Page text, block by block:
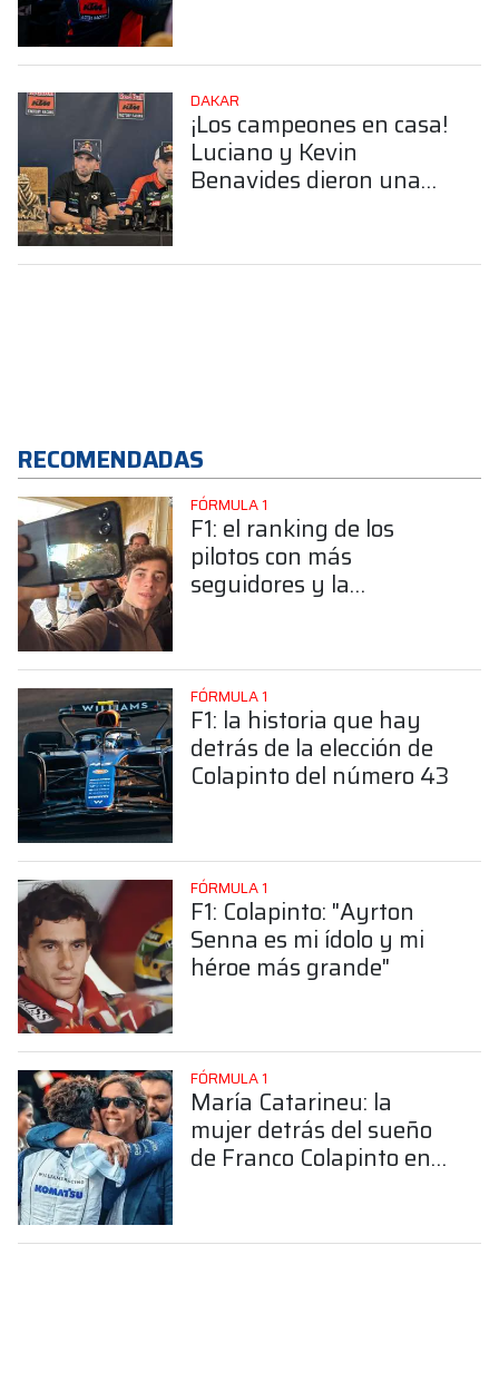
DAKAR
¡Los campeones en casa!
Luciano y Kevin
Benavides dieron una
RECOMENDADAS
FÓRMULA 1
F1: el ranking de los
pilotos con más
seguidores y la
FÓRMULA 1
F1: la historia que hay
detrás de la elección de
Colapinto del número 43
FÓRMULA 1
F1: Colapinto: "Ayrton
Senna es mi ídolo y mi
héroe más grande"
FÓRMULA 1
María Catarineu: la
mujer detrás del sueño
de Franco Colapinto en